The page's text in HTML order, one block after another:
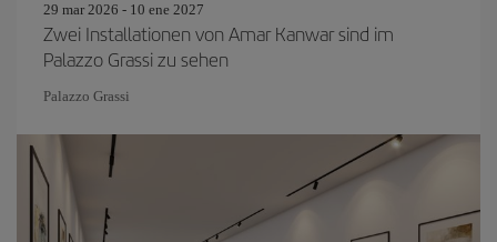
29 mar 2026 - 10 ene 2027
Zwei Installationen von Amar Kanwar sind im
Palazzo Grassi zu sehen
Palazzo Grassi